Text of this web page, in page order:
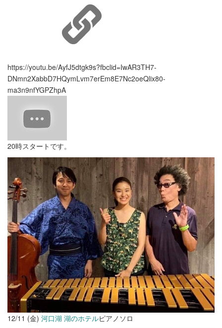
https://youtu.be/AyfJ5dtgk9s?fbclid=IwAR3TH7-
DNmn2XabbD7HQymLvm7erEm8E7Nc2oeQlix80-
ma3n9nfYGPZhpA
20時スタートです。
12/11 (金) 河口湖 湖のホテルピアノソロ